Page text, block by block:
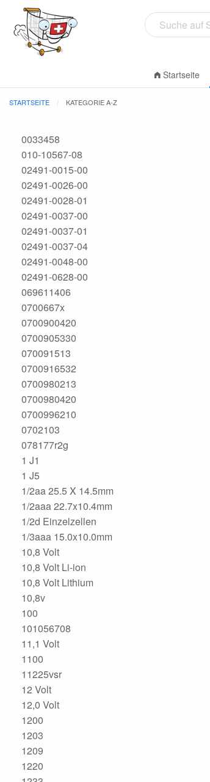
Startseite
STARTSEITE KATEGORIE A-Z
0033458
010-10567-08
02491-0015-00
02491-0026-00
02491-0028-01
02491-0037-00
02491-0037-01
02491-0037-04
02491-0048-00
02491-0628-00
069611406
0700667x
0700900420
0700905330
070091513
0700916532
0700980213
0700980420
0700996210
0702103
078177r2g
1 J1
1 J5
1/2aa 25.5 X 14.5mm
1/2aaa 22.7x10.4mm
1/2d Einzelzellen
1/3aaa 15.0x10.0mm
10,8 Volt
10,8 Volt Li-ion
10,8 Volt Lithium
10,8v
100
101056708
11,1 Volt
1100
11225vsr
12 Volt
12,0 Volt
1200
1203
1209
1220